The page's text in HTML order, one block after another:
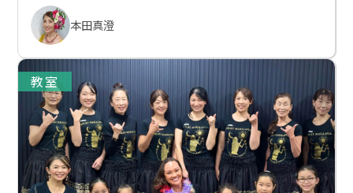
本田真澄
教室